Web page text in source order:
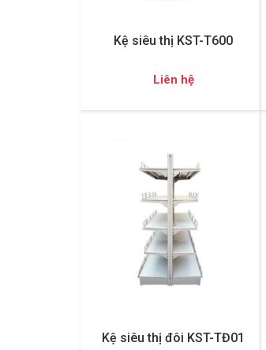
Kệ siêu thị KST-T600
Liên hệ
Kệ siêu thị đôi KST-TĐ01